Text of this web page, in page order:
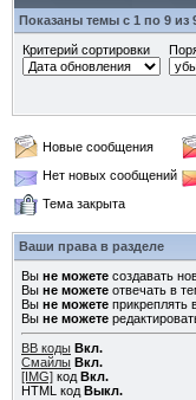
Показаны темы с 1 по 9 из
Критерий сортировки
Новые сообщения
Нет новых сообщений
Тема закрыта
Ваши права в разделе
Вы не можете создавать
Вы не можете отвечать в
Вы не можете прикреплять
Вы не можете
BB коды Вкл.
Смайлы Вкл.
[IMG] код Вкл.
HTML код Выкл.